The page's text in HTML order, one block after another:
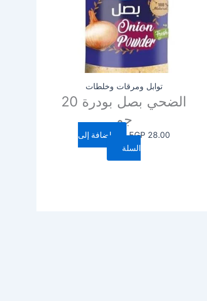
توابل ومرقات وخلطات
الضحي بصل بودرة 20
جم
EGP28.00
إضافة إلى
السلة